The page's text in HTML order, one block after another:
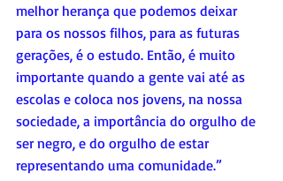
melhor herança que podemos deixar
para os nossos filhos, para as futuras
gerações, é o estudo. Então, é muito
importante quando a gente vai até as
escolas e coloca nos jovens, na nossa
sociedade, a importância do orgulho de
ser negro, e do orgulho de estar
representando uma comunidade.”